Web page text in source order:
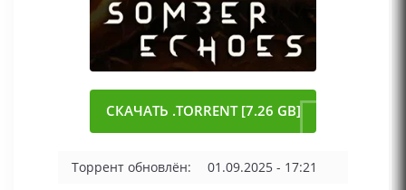
СКАЧАТЬ .TORRENT [7.26 GB]
Торрент обновлён:
01.09.2025 - 17:21